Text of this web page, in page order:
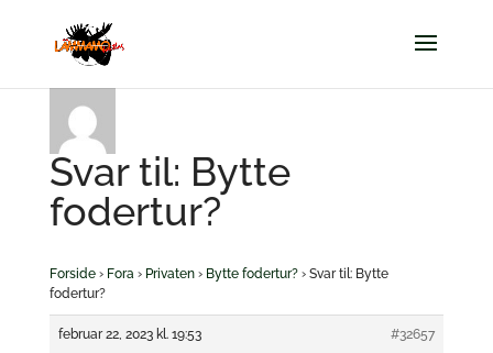
Svar til: Bytte
fodertur?
Forside › Fora › Privaten › Bytte fodertur? › Svar til: Bytte
fodertur?
februar 22, 2023 kl. 19:53 #32657